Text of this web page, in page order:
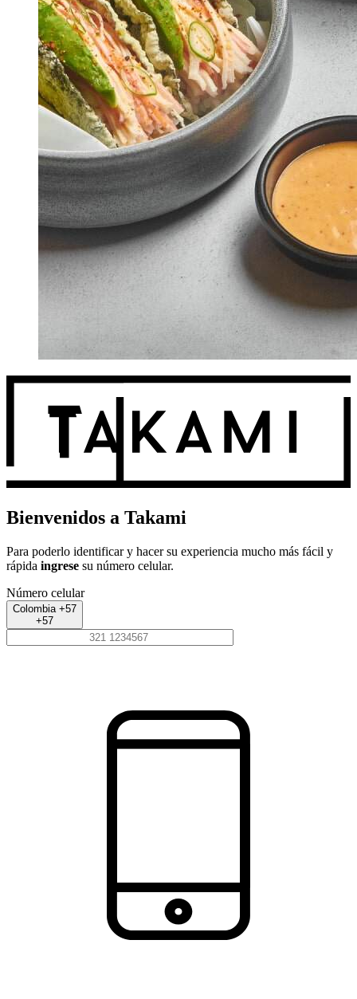
Bienvenidos a Takami
Para poderlo identificar y hacer su experiencia mucho más fácil y
rápida ingrese su número celular.
Número celular
Colombia +57
+57